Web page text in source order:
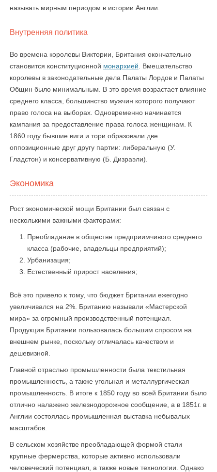
называть мирным периодом в истории Англии.
Внутренняя политика
Во времена королевы Виктории, Британия окончательно
становится конституционной монархией . Вмешательство
королевы в законодательные дела Палаты Лордов и Палаты
Общин было минимальным. В это время возрастает влияние
среднего класса, большинство мужчин которого получают
право голоса на выборах. Одновременно начинается
кампания за предоставление права голоса женщинам. К
1860 году бывшие виги и тори образовали две
оппозиционные друг другу партии: либеральную (У.
Гладстон) и консервативную (Б. Дизраэли).
Экономика
Рост экономической мощи Британии был связан с
несколькими важными факторами:
Преобладание в обществе предприимчивого среднего
класса (рабочие, владельцы предприятий);
Урбанизация;
Естественный прирост населения;
Всё это привело к тому, что бюджет Британии ежегодно
увеличивался на 2%. Британию называли «Мастерской
мира» за огромный производственный потенциал.
Продукция Британии пользовалась большим спросом на
внешнем рынке, поскольку отличалась качеством и
дешевизной.
Главной отраслью промышленности была текстильная
промышленность, а также угольная и металлургическая
промышленность. В итоге к 1850 году во всей Британии было
отлично налажено железнодорожное сообщение, а в 1851г. в
Англии состоялась промышленная выставка небывалых
масштабов.
В сельском хозяйстве преобладающей формой стали
крупные фермерства, которые активно использовали
человеческий потенциал, а также новые технологии. Однако